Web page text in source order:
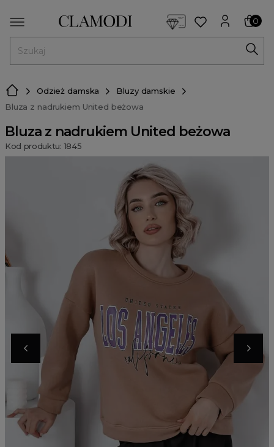
0
Odzież damska
Bluzy damskie
Bluza z nadrukiem United beżowa
Bluza z nadrukiem United beżowa
Kod produktu: 1845